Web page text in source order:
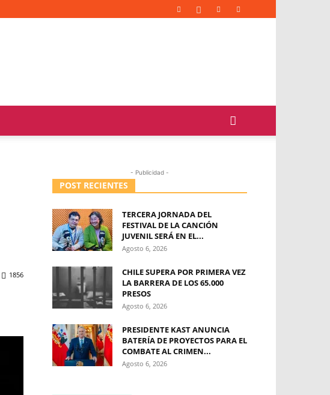
1856
- Publicidad -
POST RECIENTES
TERCERA JORNADA DEL
FESTIVAL DE LA CANCIÓN
JUVENIL SERÁ EN EL...
Agosto 6, 2026
CHILE SUPERA POR PRIMERA VEZ
LA BARRERA DE LOS 65.000
PRESOS
Agosto 6, 2026
PRESIDENTE KAST ANUNCIA
BATERÍA DE PROYECTOS PARA EL
COMBATE AL CRIMEN...
Agosto 6, 2026